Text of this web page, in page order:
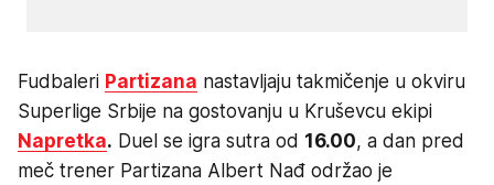
Fudbaleri Partizana nastavljaju takmičenje u okviru
Superlige Srbije na gostovanju u Kruševcu ekipi
Napretka. Duel se igra sutra od 16.00, a dan pred
meč trener Partizana Albert Nađ održao je